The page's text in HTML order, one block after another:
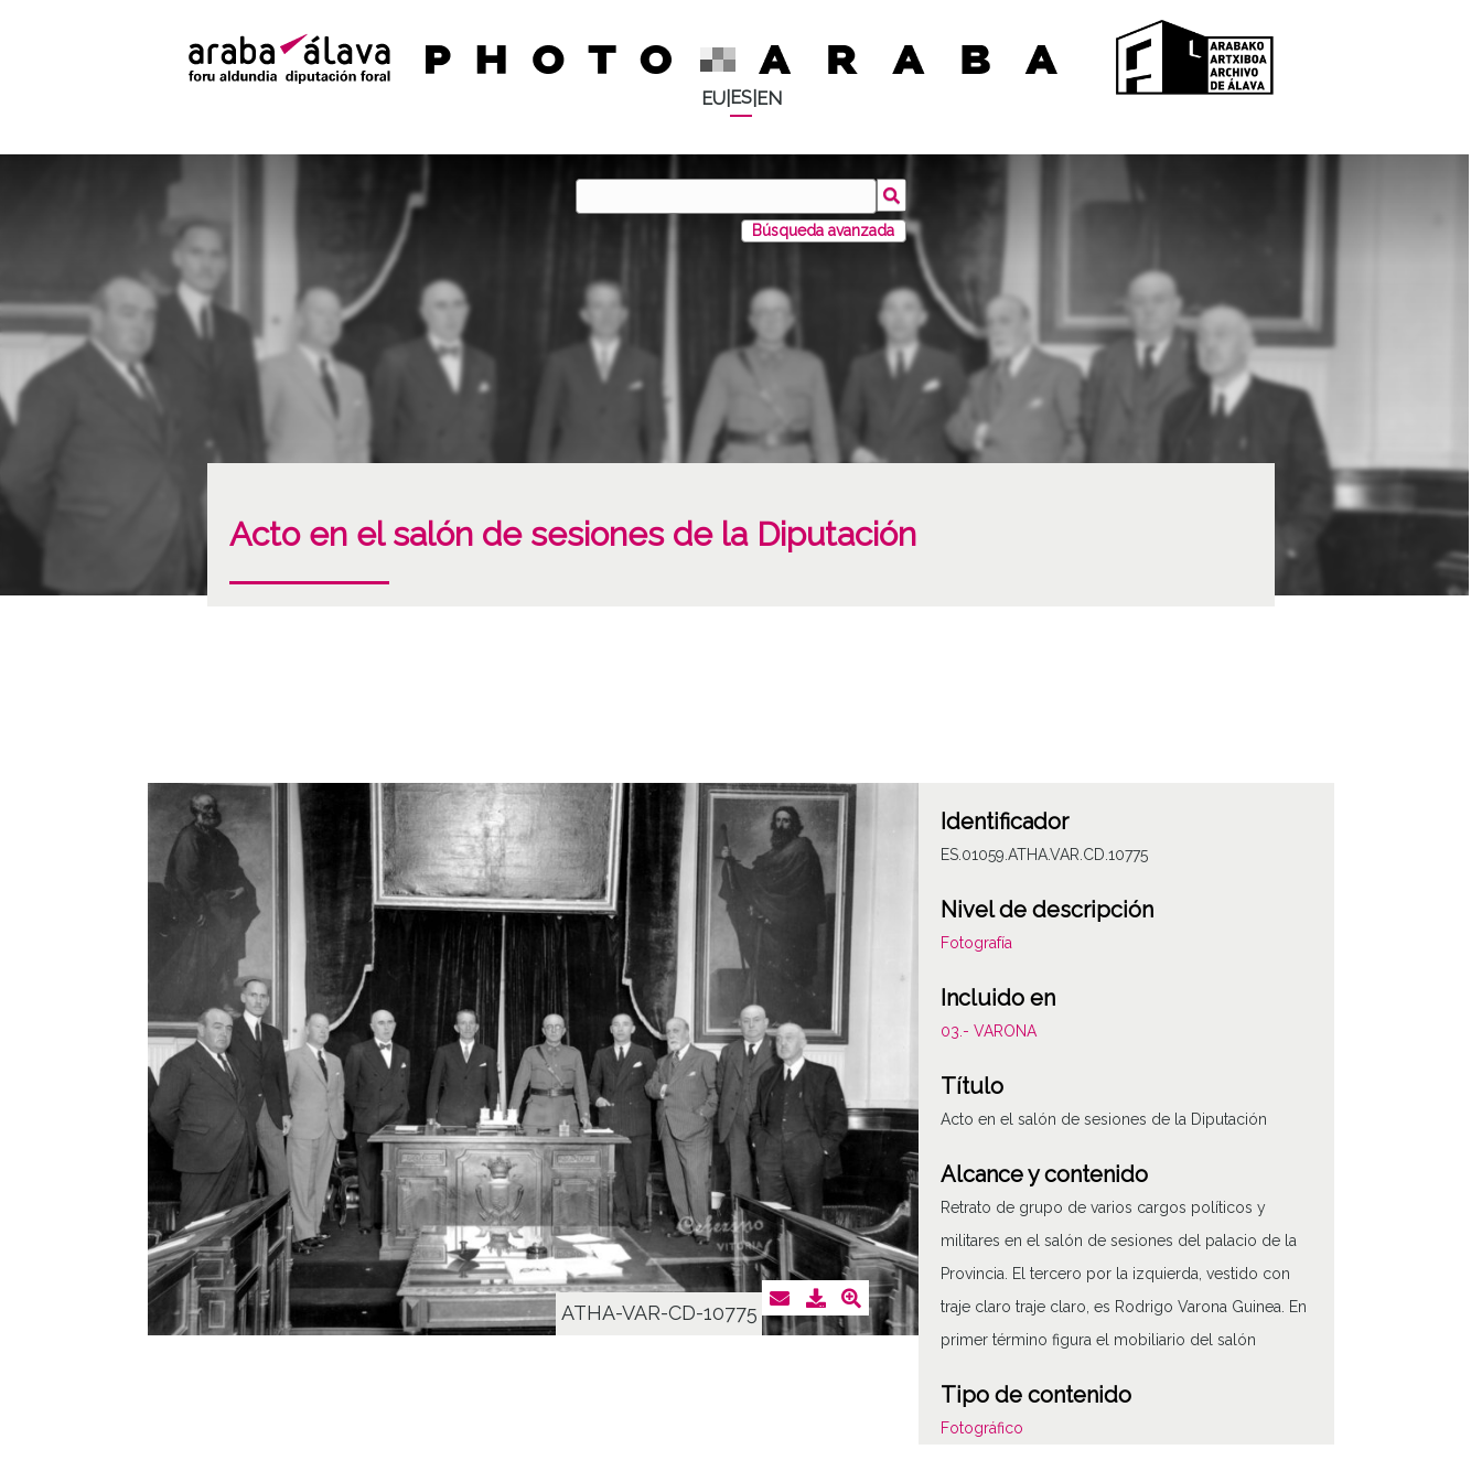
EU| ES| EN
Búsqueda avanzada
Acto en el salón de sesiones de la Diputación
ATHA-VAR-CD-10775
Identificador
ES.01059.ATHA.VAR.CD.10775
Nivel de descripción
Fotografía
Incluido en
03.- VARONA
Título
Acto en el salón de sesiones de la Diputación
Alcance y contenido
Retrato de grupo de varios cargos políticos y
militares en el salón de sesiones del palacio de la
Provincia. El tercero por la izquierda, vestido con
traje claro traje claro, es Rodrigo Varona Guinea. En
primer término figura el mobiliario del salón
Tipo de contenido
Fotográfico